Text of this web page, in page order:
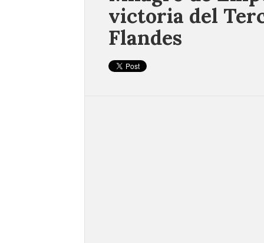
victoria del
Flandes